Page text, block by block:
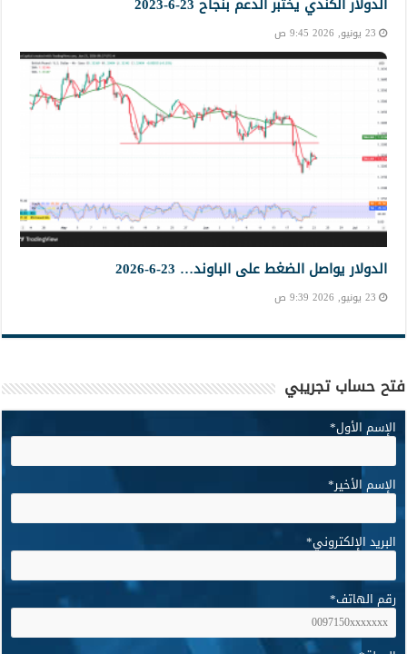
23 يونيو, 2026 9:45 ص
الدولار يواصل الضغط على الباوند… 23-6-2026
23 يونيو, 2026 9:39 ص
فتح حساب تجريبي
الإسم الأول*
الإسم الأخير*
البريد الإلكتروني*
رقم الهاتف*